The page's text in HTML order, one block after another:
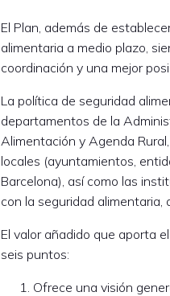
El Plan, además de
alimentaria a medio plazo,
coordinación y una mejor
La política de seguridad
departamentos de la
Alimentación y Agenda
locales (ayuntamientos,
Barcelona), así como las
con la seguridad alimentaria,
El valor añadido que aporta
seis puntos:
Ofrece una visión